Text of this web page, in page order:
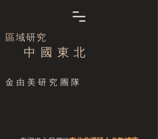
區域研究
中 國 東 北
​金由美研究團隊